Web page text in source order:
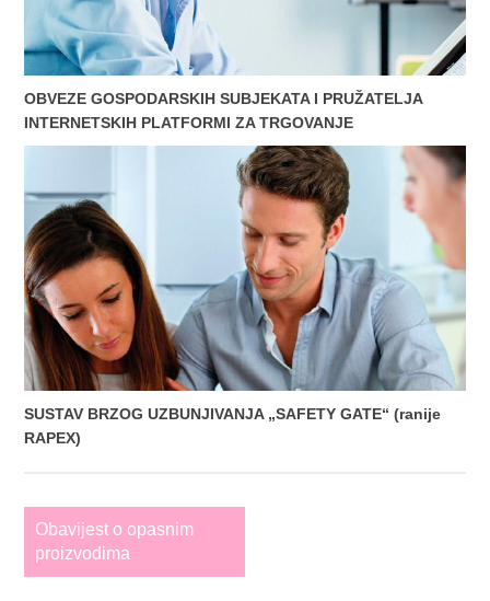
OBVEZE GOSPODARSKIH SUBJEKATA I PRUŽATELJA
INTERNETSKIH PLATFORMI ZA TRGOVANJE
SUSTAV BRZOG UZBUNJIVANJA „SAFETY GATE“ (ranije
RAPEX)
Obavijest o opasnim
proizvodima